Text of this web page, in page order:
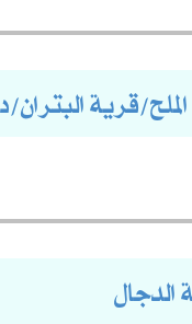
قرية
الدجال